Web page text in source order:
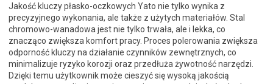
Jakość kluczy płasko-oczkowych Yato nie tylko wynika z
precyzyjnego wykonania, ale także z użytych materiałów. Stal
chromowo-wanadowa jest nie tylko trwała, ale i lekka, co
znacząco zwiększa komfort pracy. Proces polerowania zwiększa
odporność kluczy na działanie czynników zewnętrznych, co
minimalizuje ryzyko korozji oraz przedłuża żywotność narzędzi.
Dzięki temu użytkownik może cieszyć się wysoką jakością